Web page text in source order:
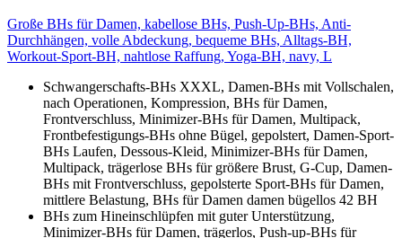
Große BHs für Damen, kabellose BHs, Push-Up-BHs, Anti-
Durchhängen, volle Abdeckung, bequeme BHs, Alltags-BH,
Workout-Sport-BH, nahtlose Raffung, Yoga-BH, navy, L
Schwangerschafts-BHs XXXL, Damen-BHs mit Vollschalen,
nach Operationen, Kompression, BHs für Damen,
Frontverschluss, Minimizer-BHs für Damen, Multipack,
Frontbefestigungs-BHs ohne Bügel, gepolstert, Damen-Sport-
BHs Laufen, Dessous-Kleid, Minimizer-BHs für Damen,
Multipack, trägerlose BHs für größere Brust, G-Cup, Damen-
BHs mit Frontverschluss, gepolsterte Sport-BHs für Damen,
mittlere Belastung, BHs für Damen damen bügellos 42 BH
BHs zum Hineinschlüpfen mit guter Unterstützung,
Minimizer-BHs für Damen, trägerlos, Push-up-BHs für